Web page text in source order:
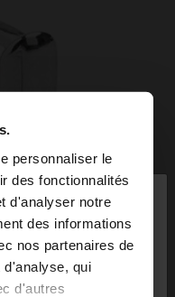
personnaliser le
des fonctionnalités
d'analyser notre
des informations
nos partenaires de
d'analyse, qui
d'autres
×
Voulez-vous
States?